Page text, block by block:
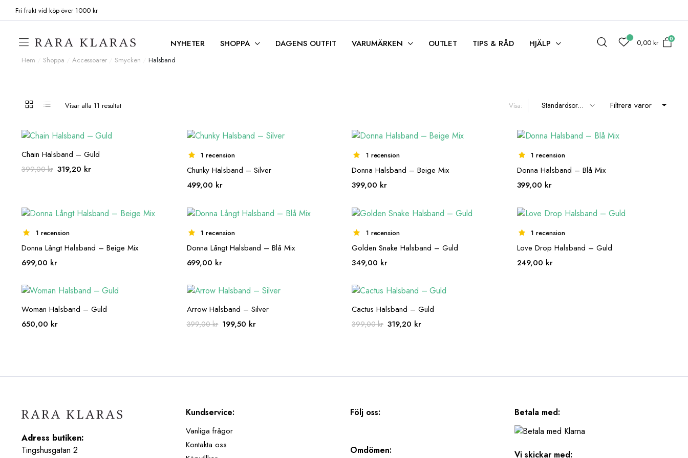
Fri frakt vid köp över 1000 kr
NYHETER SHOPPA DAGENS OUTFIT VARUMÄRKEN OUTLET TIPS & RÅD HJÄLP 0,00kr 0
Hem Shoppa Accessoarer Smycken Halsband
Visar alla 11 resultat Visa: Filtrera varor
Chain Halsband – Guld
399,00kr Det
399,00 kr.
319,20 krDet
319,20 kr.
1 recension
Chunky Halsband – Silver
499,00 kr
1 recension
Donna Halsband – Beige Mix
399,00 kr
1 recension
Donna Halsband – Blå Mix
399,00 kr
1 recension
Donna Långt Halsband – Beige Mix
699,00 kr
1 recension
Donna Långt Halsband – Blå Mix
699,00 kr
1 recension
Golden Snake Halsband – Guld
349,00 kr
1 recension
Love Drop Halsband – Guld
249,00 kr
Woman Halsband – Guld
650,00 kr
Arrow Halsband – Silver
399,00kr Det
199,50 krDet
Cactus Halsband – Guld
399,00kr Det
319,20 krDet
Adress butiken:
Tingshusgatan 2
Kundservice:
Vanliga frågor
Kontakta oss
Följ oss:
Omdömen:
Betala med:
Vi skickar med: